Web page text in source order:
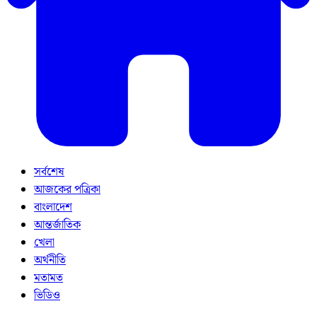
সর্বশেষ
আজকের পত্রিকা
বাংলাদেশ
আন্তর্জাতিক
খেলা
অর্থনীতি
মতামত
ভিডিও